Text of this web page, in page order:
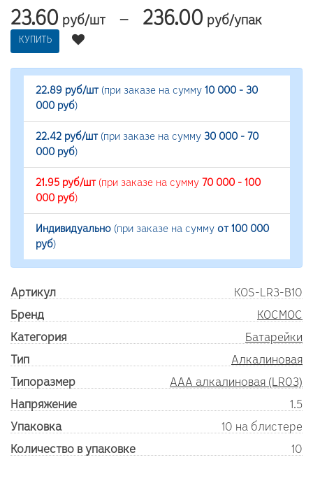
23.60 руб/шт — 236.00 руб/упак
КУПИТЬ
22.89 руб/шт(при заказе на сумму 10 000 - 30
000 руб)
22.42 руб/шт(при заказе на сумму 30 000 - 70
000 руб)
21.95 руб/шт(при заказе на сумму 70 000 - 100
000 руб)
Индивидуально (при заказе на сумму от 100 000
руб)
Артикул
KOS-LR3-B10
Бренд
КОСМОС
Категория
Батарейки
Тип
Алкалиновая
Типоразмер
AAA алкалиновая (LR03)
Напряжение
1.5
Упаковка
10 на блистере
Количество в упаковке
10